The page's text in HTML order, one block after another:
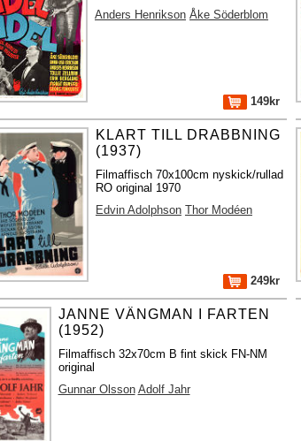
Anders Henrikson Åke Söderblom
149kr
KLART TILL DRABBNING
(1937)
Filmaffisch 70x100cm nyskick/rullad
RO original 1970
Edvin Adolphson Thor Modéen
249kr
JANNE VÄNGMAN I FARTEN
(1952)
Filmaffisch 32x70cm B fint skick FN-NM
original
Gunnar Olsson Adolf Jahr